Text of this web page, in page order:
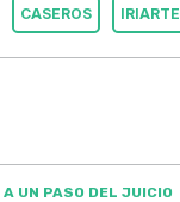
CASEROS IRIARTE
A UN PASO DEL JUICIO